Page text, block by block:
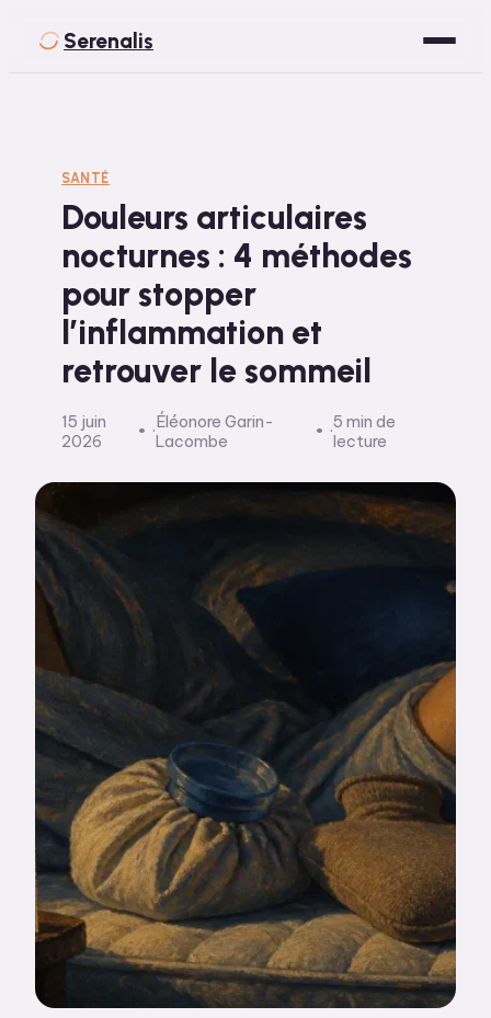
Serenalis
Bien-être
Développement Personnel
Spiritualité
Voyage
SANTÉ
Douleurs articulaires
nocturnes : 4 méthodes
pour stopper
l’inflammation et
retrouver le sommeil
15 juin
2026
·Éléonore Garin-
Lacombe
·5 min de
lecture